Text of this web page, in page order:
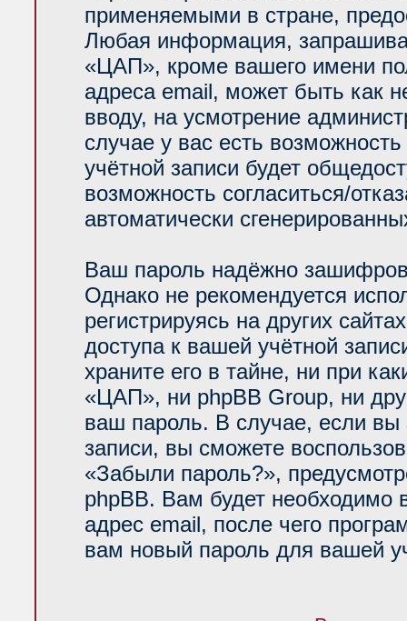
применяемыми в стране,
Любая информация,
«ЦАП», кроме вашего имени
адреса email, может быть как
вводу, на усмотрение
случае у вас есть
учётной записи будет
возможность согласиться/
автоматически
Ваш пароль надёжно
Однако не рекомендуется
регистрируясь на других
доступа к вашей учётной
храните его в тайне, ни при
«ЦАП», ни phpBB Group, ни
ваш пароль. В случае, если вы
записи, вы сможете
«Забыли пароль?»,
phpBB. Вам будет необходимо
адрес email, после чего
вам новый пароль для вашей